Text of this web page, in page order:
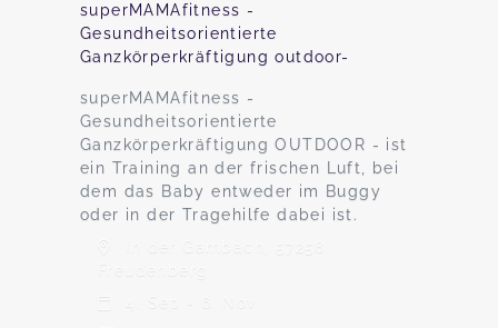
superMAMAfitness -
Gesundheitsorientierte
Ganzkörperkräftigung outdoor-
superMAMAfitness -
Gesundheitsorientierte
Ganzkörperkräftigung OUTDOOR - ist
ein Training an der frischen Luft, bei
dem das Baby entweder im Buggy
oder in der Tragehilfe dabei ist.
In der Gambach, 57258
Freudenberg
4. Sep - 6. Nov